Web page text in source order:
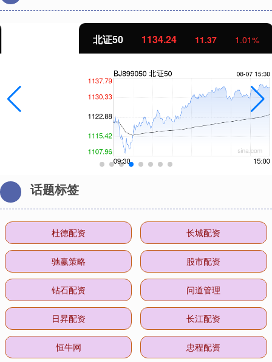
1134.24 11.37 1.01%
话题标签
杜德配资 长城配资
驰赢策略 股市配资
钻石配资 问道管理
日昇配资 长江配资
恒牛网 忠程配资